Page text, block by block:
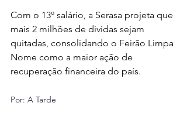
Com o 13º salário, a Serasa projeta que
mais 2 milhões de dívidas sejam
quitadas, consolidando o Feirão Limpa
Nome como a maior ação de
recuperação financeira do país.
Por: A Tarde